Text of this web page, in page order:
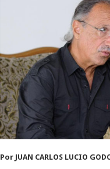
Por JUAN CARLOS LUCIO